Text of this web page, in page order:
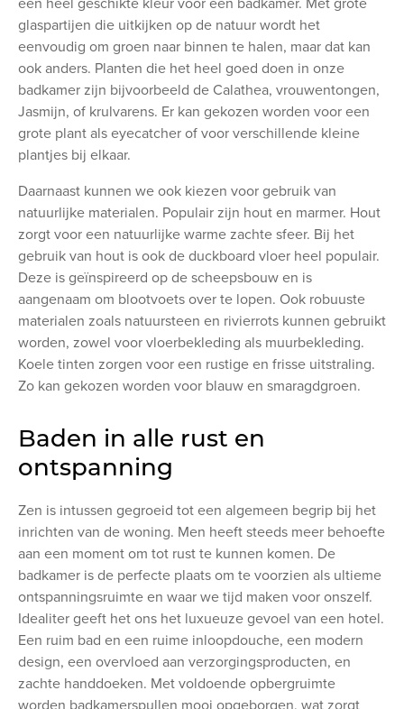
glaspartijen die uitkijken op de natuur wordt het
eenvoudig om groen naar binnen te halen, maar dat kan
ook anders. Planten die het heel goed doen in onze
badkamer zijn bijvoorbeeld de Calathea, vrouwentongen,
Jasmijn, of krulvarens. Er kan gekozen worden voor een
grote plant als eyecatcher of voor verschillende kleine
plantjes bij elkaar.
Daarnaast kunnen we ook kiezen voor gebruik van
natuurlijke materialen. Populair zijn hout en marmer. Hout
zorgt voor een natuurlijke warme zachte sfeer. Bij het
gebruik van hout is ook de duckboard vloer heel populair.
Deze is geïnspireerd op de scheepsbouw en is
aangenaam om blootvoets over te lopen. Ook robuuste
materialen zoals natuursteen en rivierrots kunnen gebruikt
worden, zowel voor vloerbekleding als muurbekleding.
Koele tinten zorgen voor een rustige en frisse uitstraling.
Zo kan gekozen worden voor blauw en smaragdgroen.
Baden in alle rust en
ontspanning
Zen is intussen gegroeid tot een algemeen begrip bij het
inrichten van de woning. Men heeft steeds meer behoefte
aan een moment om tot rust te kunnen komen. De
badkamer is de perfecte plaats om te voorzien als ultieme
ontspanningsruimte en waar we tijd maken voor onszelf.
Idealiter geeft het ons het luxueuze gevoel van een hotel.
Een ruim bad en een ruime inloopdouche, een modern
design, een overvloed aan verzorgingsproducten, en
zachte handdoeken. Met voldoende opbergruimte
worden badkamerspullen mooi opgeborgen, wat zorgt